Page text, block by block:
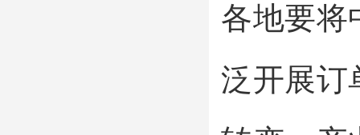
各地要将
泛开展订